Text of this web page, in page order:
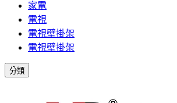
家電
電視
電視壁掛架
電視壁掛架
分類